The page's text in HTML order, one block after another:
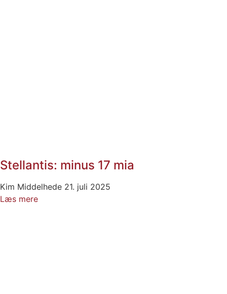
Stellantis: minus 17 mia
Kim Middelhede 21. juli 2025
Læs mere